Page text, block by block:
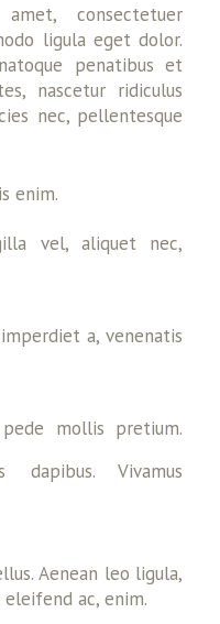
consectetuer
ligula eget dolor.
penatibus et
nascetur ridiculus
nec, pellentesque
enim.
vel, aliquet nec,
a, venenatis
mollis pretium.
dapibus. Vivamus
Aenean leo ligula,
ac, enim.